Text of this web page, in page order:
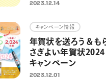
2023.12.14
キャンペーン情報
年賀状を送ろう＆も
さぎよい年賀状2024
キャンペーン
2023.12.01